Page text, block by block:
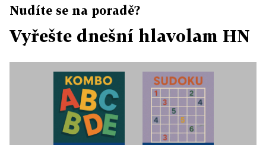
Nudíte se na poradě?
Vyřešte dnešní hlavolam HN